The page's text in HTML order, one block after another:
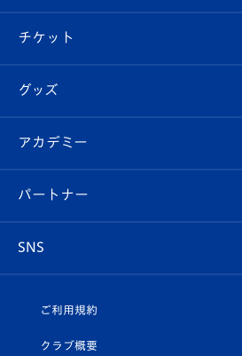
試合情報
チケット
イベント
メディア
ホームタウン
クラブ概要
エンブレム紹介
スタッフプロフィール
マスコット紹介
はじめての観戦ガイド
Revive Team
ヴィヴィくんの長崎おもてなしガイド
試合日程/結果
フォトギャラリー
スタジアムグルメ
チケット
チケット
V-LOVERS（ファンクラブ）
プレイヤーズスイート
グッズ
オンラインショップ
店舗情報
アカデミー
育成からのお知らせ
U-18
パートナー
SNS
ヴィヴィくんインスタグラム
ご利用規約
クラブ概要